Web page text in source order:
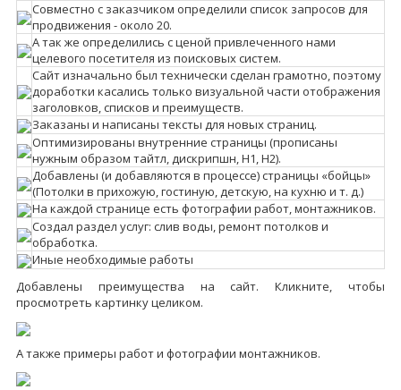
Совместно с заказчиком определили список запросов для
продвижения - около 20.
А так же определились с ценой привлеченного нами
целевого посетителя из поисковых систем.
Сайт изначально был технически сделан грамотно, поэтому
доработки касались только визуальной части отображения
заголовков, списков и преимуществ.
Заказаны и написаны тексты для новых страниц.
Оптимизированы внутренние страницы (прописаны
нужным образом тайтл, дискрипшн, Н1, Н2).
Добавлены (и добавляются в процессе) страницы «бойцы»
(Потолки в прихожую, гостиную, детскую, на кухню и т. д.)
На каждой странице есть фотографии работ, монтажников.
Создал раздел услуг: слив воды, ремонт потолков и
обработка.
Иные необходимые работы
Добавлены преимущества на сайт. Кликните, чтобы
просмотреть картинку целиком.
А также примеры работ и фотографии монтажников.